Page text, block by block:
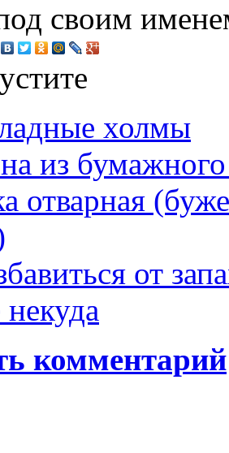
своим
холмы
из
отварная
от
комментарий